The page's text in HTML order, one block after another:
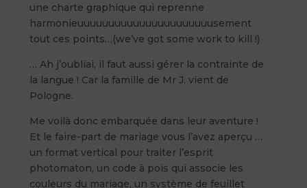
une charte graphique qui reprenne
harmonieuuuuuuuuuuuuuuuuuuuuuusement
tout ces points…(we’ve got some work to kill !)
… Ah j’oubliai, il faut aussi gérer la contrainte de
la langue ! Car la famille de Mr J. vient de
Pologne.
Me voilà donc embarquée dans leur aventure !
Et le faire-part de mariage vous l’avez aperçu …
un format vertical pour traiter l’esprit
photomaton, un code à pois qui associe les
couleurs du mariage, un système de feuillet